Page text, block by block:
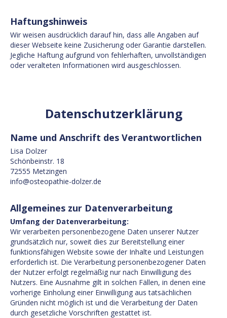
Haftungshinweis
Wir weisen ausdrücklich darauf hin, dass alle Angaben auf
dieser Webseite keine Zusicherung oder Garantie darstellen.
Jegliche Haftung aufgrund von fehlerhaften, unvollständigen
oder veralteten Informationen wird ausgeschlossen.
Datenschutzerklärung
Name und Anschrift des Verantwortlichen
Lisa Dolzer
Schönbeinstr. 18
72555 Metzingen
info@osteopathie-dolzer.de
Allgemeines zur Datenverarbeitung
Umfang der Datenverarbeitung:
Wir verarbeiten personenbezogene Daten unserer Nutzer
grundsätzlich nur, soweit dies zur Bereitstellung einer
funktionsfähigen Website sowie der Inhalte und Leistungen
erforderlich ist. Die Verarbeitung personenbezogener Daten
der Nutzer erfolgt regelmäßig nur nach Einwilligung des
Nutzers. Eine Ausnahme gilt in solchen Fällen, in denen eine
vorherige Einholung einer Einwilligung aus tatsächlichen
Gründen nicht möglich ist und die Verarbeitung der Daten
durch gesetzliche Vorschriften gestattet ist.